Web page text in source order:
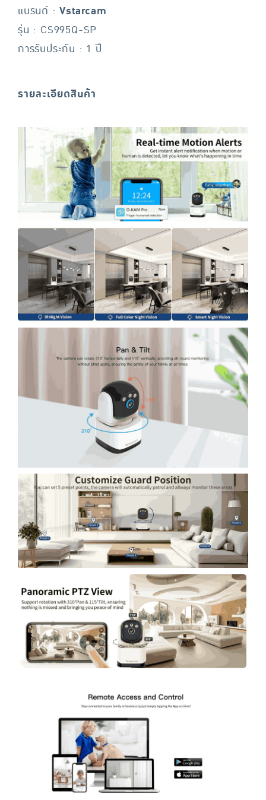
แบรนด์ :Vstarcam
รุ่น : CS995Q-SP
การรับประกัน : 1 ปี
รายละเอียดสินค้า